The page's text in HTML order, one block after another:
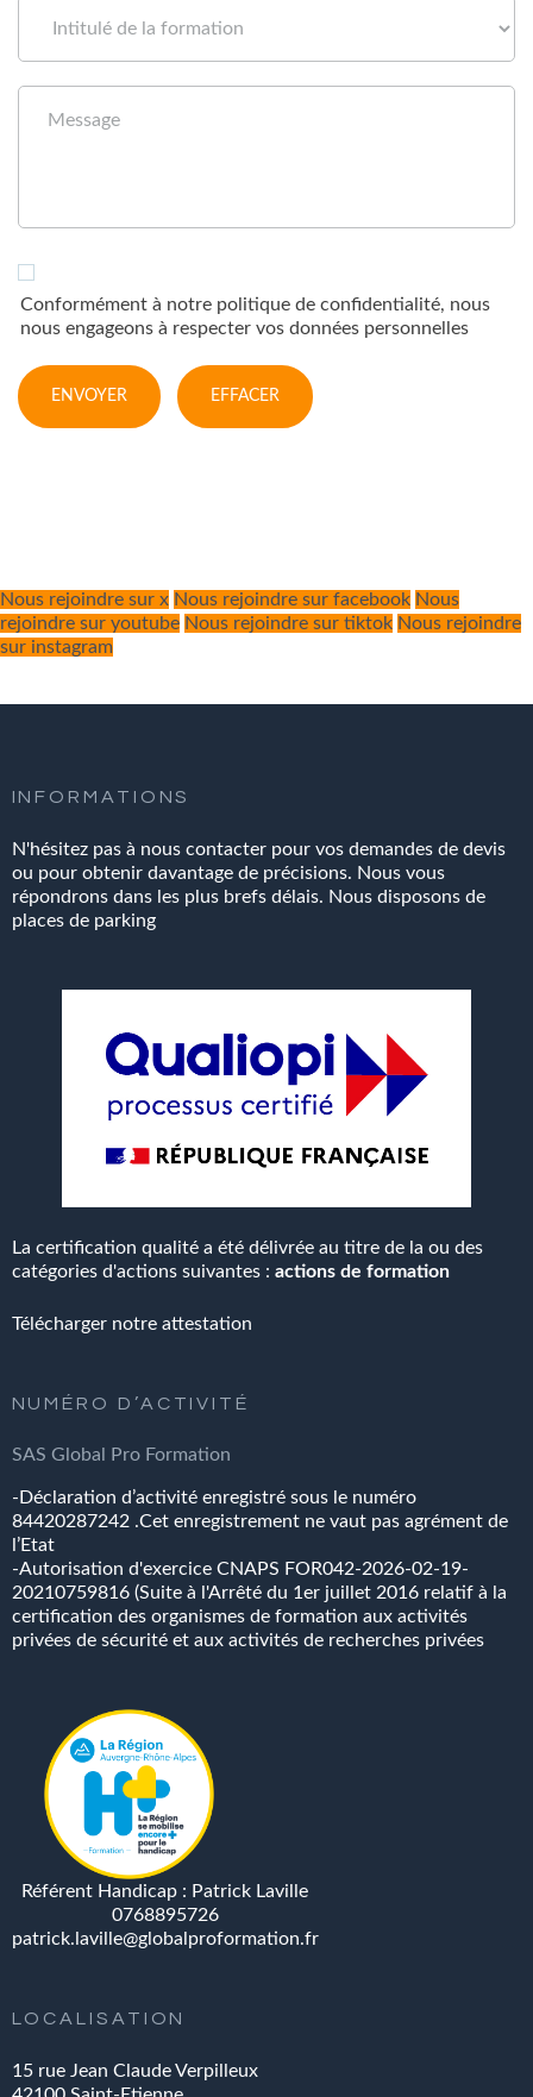
Conformément à notre politique de confidentialité, nous
nous engageons à respecter vos données personnelles
ENVOYER EFFACER
Nous rejoindre sur x Nous rejoindre sur facebook Nous
rejoindre sur youtube Nous rejoindre sur tiktok Nous rejoindre
sur instagram
INFORMATIONS
N'hésitez pas à nous contacter pour vos demandes de devis
ou pour obtenir davantage de précisions. Nous vous
répondrons dans les plus brefs délais. Nous disposons de
places de parking
La certification qualité a été délivrée au titre de la ou des
catégories d'actions suivantes : actions de formation
Télécharger notre attestation
NUMÉRO D’ACTIVITÉ
SAS Global Pro Formation
-Déclaration d’activité enregistré sous le numéro
84420287242 .Cet enregistrement ne vaut pas agrément de
l’Etat
-Autorisation d'exercice CNAPS FOR042-2026-02-19-
20210759816 (Suite à l'Arrêté du 1er juillet 2016 relatif à la
certification des organismes de formation aux activités
privées de sécurité et aux activités de recherches privées
Référent Handicap : Patrick Laville
0768895726
patrick.laville@globalproformation.fr
LOCALISATION
15 rue Jean Claude Verpilleux